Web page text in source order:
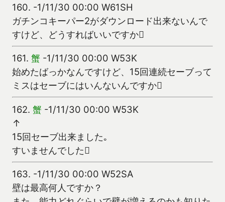
160. -1/11/30 00:00 W61SH
ガチンコキーパー2がダウンロード出来ないんで
すけど、どうすればいいですか
161. 蟹 -1/11/30 00:00 W53K
始めたばっかなんですけど、15回連続セーブって
ミスはセーブにはいんないんですか
162. 蟹 -1/11/30 00:00 W53K
↑
15回セーブ出来ました｡
すいませんでした
163. -1/11/30 00:00 W52SA
壁は最高何人ですか？